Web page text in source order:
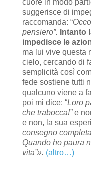
suggerisce di
raccomanda: “
pensiero”. Intanto
impedisce le
ma lui vive questa
cielo, cercando di
semplicità così
fede sostiene tutti
qualcuno viene a
poi mi dice: “Loro
che trabocca!”e
e non, la sua
consegno
Quando ho paura
vita”». (altro…)